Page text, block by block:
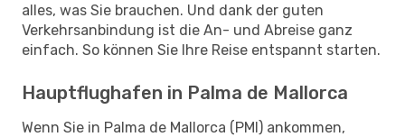
alles, was Sie brauchen. Und dank der guten
Verkehrsanbindung ist die An- und Abreise ganz
einfach. So können Sie Ihre Reise entspannt starten.
Hauptflughafen in Palma de Mallorca
Wenn Sie in Palma de Mallorca (PMI) ankommen,